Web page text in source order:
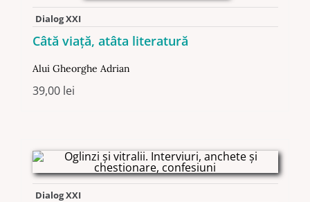
Dialog XXI
Câtă viaţă, atâta literatură
Alui Gheorghe Adrian
39,00 lei
Dialog XXI